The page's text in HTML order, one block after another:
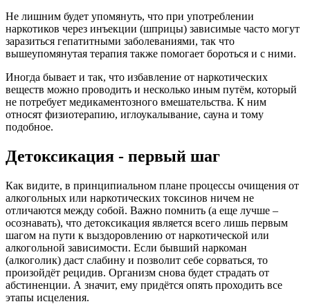
Не лишним будет упомянуть, что при употреблении
наркотиков через инъекции (шприцы) зависимые часто могут
заразиться гепатитными заболеваниями, так что
вышеупомянутая терапия также помогает бороться и с ними.
Иногда бывает и так, что избавление от наркотических
веществ можно проводить и несколько иным путём, который
не потребует медикаментозного вмешательства. К ним
относят физиотерапию, иглоукалывание, сауна и тому
подобное.
Детоксикация - первый шаг
Как видите, в принципиальном плане процессы очищения от
алкогольных или наркотических токсинов ничем не
отличаются между собой. Важно помнить (а еще лучше –
осознавать), что детоксикация является всего лишь первым
шагом на пути к выздоровлению от наркотической или
алкогольной зависимости. Если бывший наркоман
(алкоголик) даст слабину и позволит себе сорваться, то
произойдёт рецидив. Организм снова будет страдать от
абстиненции. А значит, ему придётся опять проходить все
этапы исцеления.